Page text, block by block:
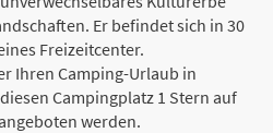
Er befindet sich in 30
Freizeitcenter.
Ihren Camping-Urlaub in
Campingplatz 1 Stern auf
werden.